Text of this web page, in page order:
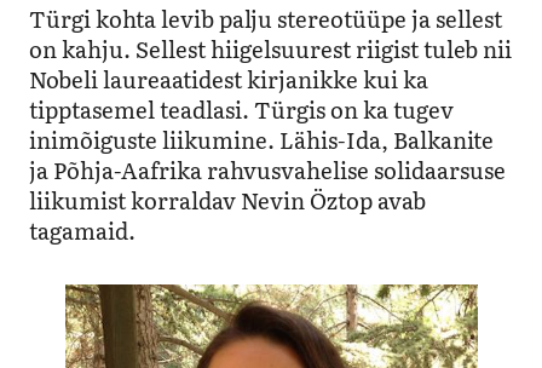
Türgi kohta levib palju stereotüüpe ja sellest
on kahju. Sellest hiigelsuurest riigist tuleb nii
Nobeli laureaatidest kirjanikke kui ka
tipptasemel teadlasi. Türgis on ka tugev
inimõiguste liikumine. Lähis-Ida, Balkanite
ja Põhja-Aafrika rahvusvahelise solidaarsuse
liikumist korraldav Nevin Öztop avab
tagamaid.